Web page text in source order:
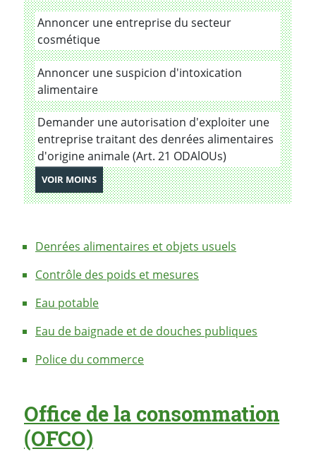
Annoncer une entreprise du secteur
cosmétique
Annoncer une suspicion d'intoxication
alimentaire
Demander une autorisation d'exploiter une
entreprise traitant des denrées alimentaires
d'origine animale (Art. 21 ODAlOUs)
VOIR MOINSDE PRESTATIONS
Denrées alimentaires et objets usuels
Contrôle des poids et mesures
Eau potable
Eau de baignade et de douches publiques
Police du commerce
Office de la consommation
(OFCO)